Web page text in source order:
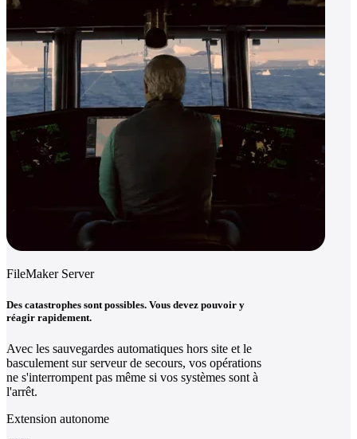
FileMaker Server
Des catastrophes sont possibles. Vous devez pouvoir y
réagir rapidement.
Avec les sauvegardes automatiques hors site et le
basculement sur serveur de secours, vos opérations
ne s'interrompent pas même si vos systèmes sont à
l'arrêt.
Extension autonome